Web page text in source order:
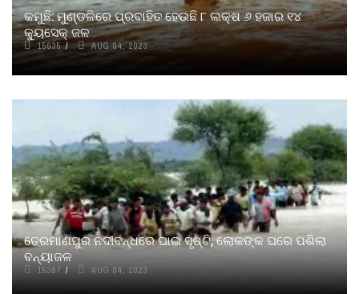
କମୁଛି: ମୁଣ୍ଡଳିରେ ପ୍ରବାହିତ ହେଉଛି ୮ ଲକ୍ଷ ୬ ହଜାର ୧୪
କ୍ୟୁସେକ୍‌ ଜଳ
15635 AUG 04, 2023
ତେରମାଣପୁର ନଦୀବନ୍ଧରେ ଘାଇ ସୃଷ୍ଟି, ଲୋକଙ୍କ ଘରେ ପଶିଲା
ବନ୍ୟାଜଳ
15387 AUG 04, 2023